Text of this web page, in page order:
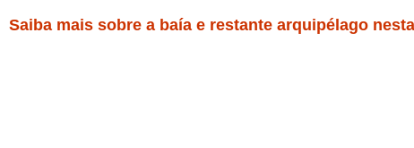
Saiba mais sobre a baía e restante arquipélago